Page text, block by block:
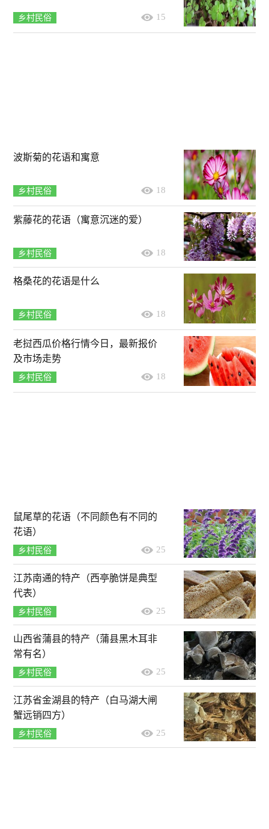
乡村民俗 15
波斯菊的花语和寓意
乡村民俗 18
紫藤花的花语（寓意沉迷的爱）
乡村民俗 18
格桑花的花语是什么
乡村民俗 18
老挝西瓜价格行情今日，最新报价
及市场走势
乡村民俗 18
鼠尾草的花语（不同颜色有不同的
花语）
乡村民俗 25
江苏南通的特产（西亭脆饼是典型
代表）
乡村民俗 25
山西省蒲县的特产（蒲县黑木耳非
常有名）
乡村民俗 25
江苏省金湖县的特产（白马湖大闸
蟹远销四方）
乡村民俗 25